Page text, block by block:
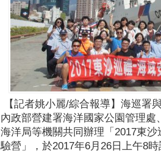
【記者姚小麗/綜合報導】海巡署
內政部營建署海洋國家公園管理
海洋局等機關共同辦理「 2017東沙
驗營」，於2017年6月26 日上午8